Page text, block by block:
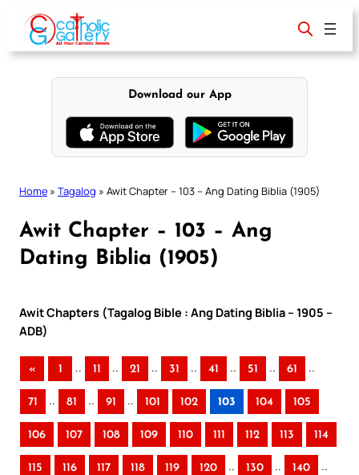
content
Download our App
Home » Tagalog » Awit Chapter – 103 – Ang Dating Biblia (1905)
Awit Chapter – 103 – Ang
Dating Biblia (1905)
Awit Chapters (Tagalog Bible : Ang Dating Biblia – 1905 –
ADB)
« 1 .. 11 .. 21 .. 31 .. 41 .. 51 .. 61 ..
71 .. 81 .. 91 .. 101 102 103 104 105
106 107 108 109 110 111 112 113 114
115 116 117 118 119 120 .. 130 .. 140 ..